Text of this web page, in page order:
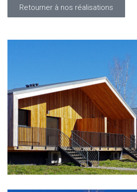
Retourner à nos réalisations